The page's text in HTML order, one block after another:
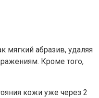
мягкий абразив, удаляя
Кроме того,
кожи уже через 2